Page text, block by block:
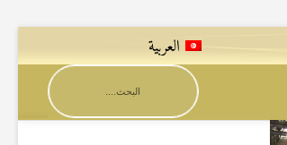
العربية